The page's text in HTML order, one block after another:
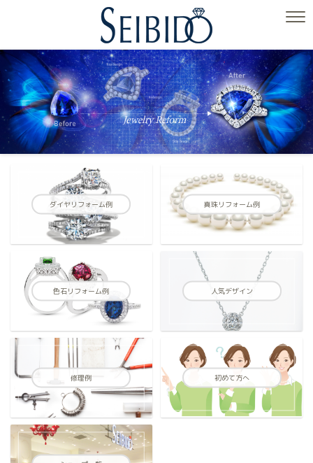
ダイヤリフォーム例 真珠リフォーム例
色石リフォーム例 人気デザイン
修理例 初めて方へ